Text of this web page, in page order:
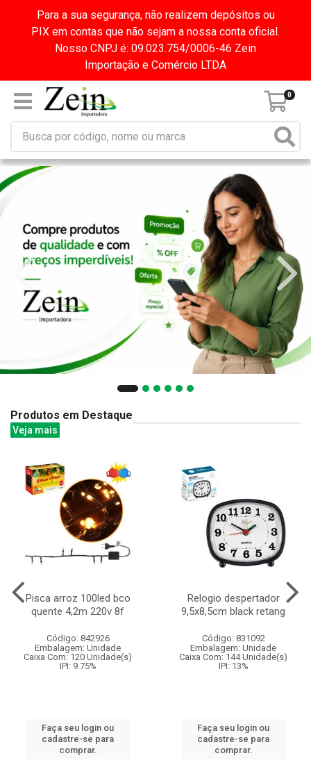
Para a sua segurança, não realizem depósitos ou
PIX em contas que não sejam a nossa conta oficial.
Nosso CNPJ é: 09.023.754/0006-46 Zein
Importação e Comércio LTDA
0
Produtos em Destaque
Veja mais
Pisca arroz 100led bco
quente 4,2m 220v 8f
Código: 842926
Embalagem: Unidade
Caixa Com: 120 Unidade(s)
IPI: 9.75%
Faça seu login ou
cadastre-se para
comprar.
Relogio despertador
9,5x8,5cm black retang
Código: 831092
Embalagem: Unidade
Caixa Com: 144 Unidade(s)
IPI: 13%
Faça seu login ou
cadastre-se para
comprar.